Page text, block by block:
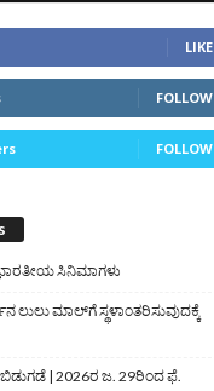
LIKE
FOLLOW
FOLLOW
ಸಿನಿಮಾಗಳು
ಲುಲು ಮಾಲ್‌ಗೆ ಸ್ಥಳಾಂತರಿಸುವುದಕ್ಕೆ
| 2026ರ ಜ. 29ರಿಂದ ಫೆ.